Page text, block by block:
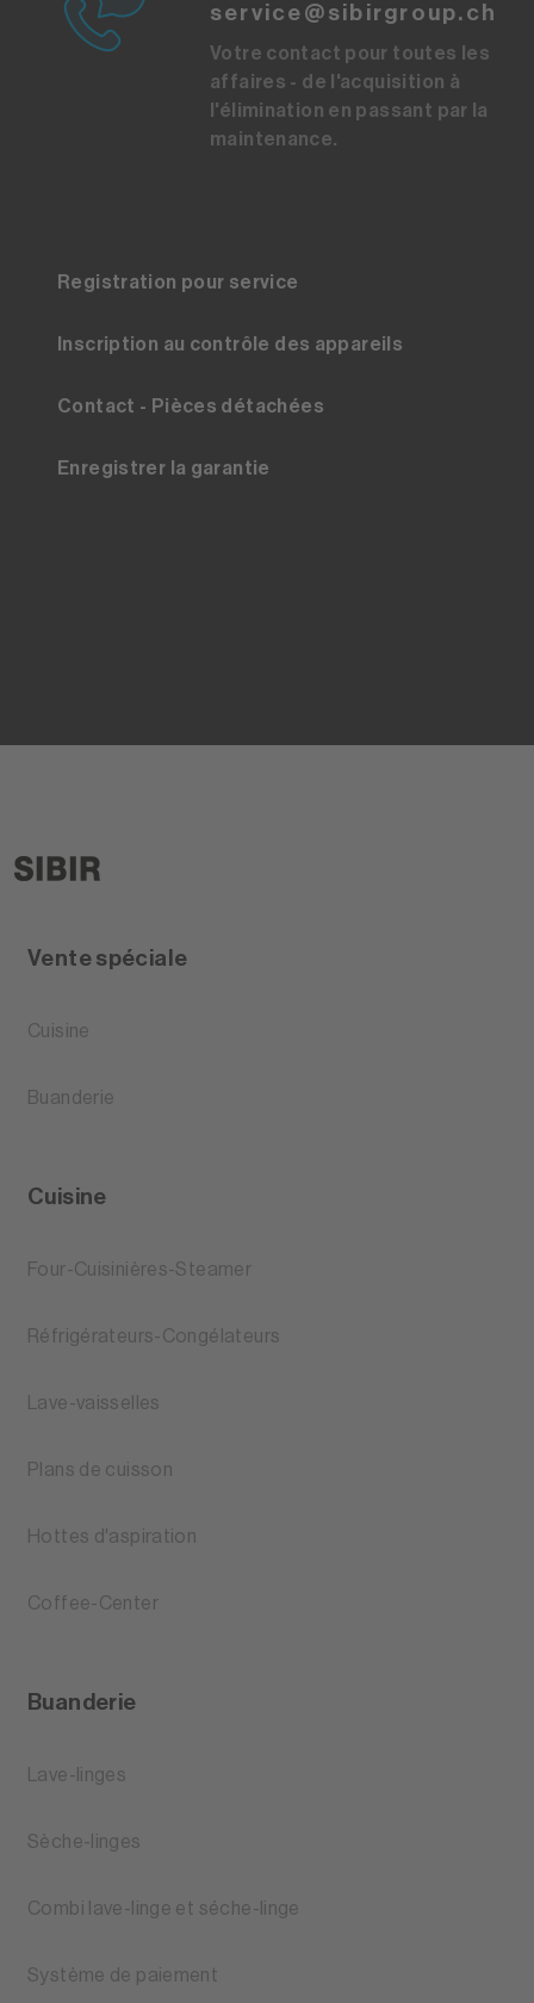
service@sibirgroup.ch
Votre contact pour toutes les
affaires - de l'acquisition à
l'élimination en passant par la
maintenance.
Registration pour service
Inscription au contrôle des appareils
Contact - Pièces détachées
Enregistrer la garantie
Vente spéciale
Cuisine
Buanderie
Cuisine
Four-Cuisinières-Steamer
Réfrigérateurs-Congélateurs
Lave-vaisselles
Plans de cuisson
Hottes d'aspiration
Coffee-Center
Buanderie
Lave-linges
Sèche-linges
Combi lave-linge et séche-linge
Système de paiement